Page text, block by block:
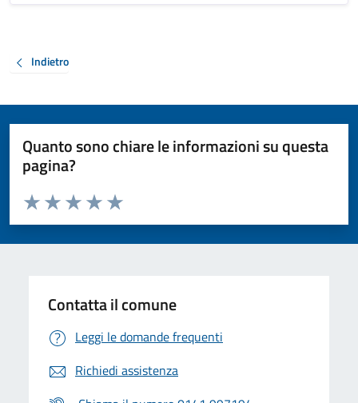
Indietro
Quanto sono chiare le informazioni su questa
pagina?
Valuta da 1 a 5 stelle la pagina
Valuta 5 stelle su 5
Valuta 4 stelle su 5
Valuta 3 stelle su 5
Valuta 2 stelle su 5
Valuta 1 stelle su 5
Contatta il comune
Leggi le domande frequenti
Richiedi assistenza